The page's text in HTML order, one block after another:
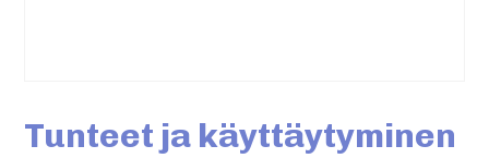
Tunteet ja käyttäytyminen